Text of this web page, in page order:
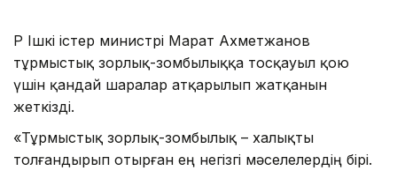
ҚР Ішкі істер министрі Марат Ахметжанов
тұрмыстық зорлық-зомбылыққа тосқауыл қою
үшін қандай шаралар атқарылып жатқанын
жеткізді.
«Тұрмыстық зорлық-зомбылық – халықты
толғандырып отырған ең негізгі мәселелердің бірі.